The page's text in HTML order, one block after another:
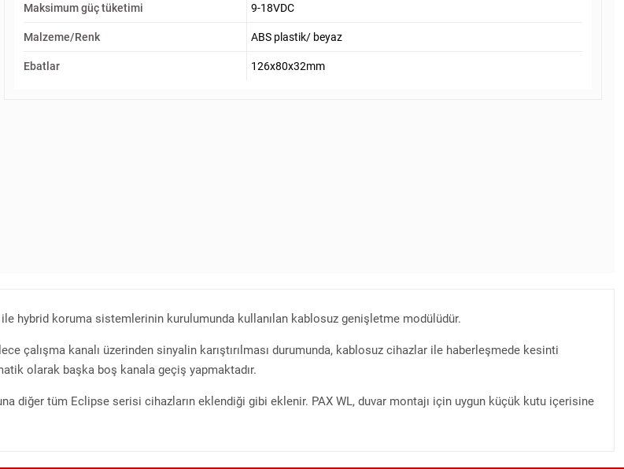
Maksimum güç tüketimi 9-18VDC
Malzeme/Renk ABS plastik/ beyaz
Ebatlar 126x80x32mm
hybrid koruma sistemlerinin kurulumunda kullanılan kablosuz genişletme modülüdür.
çalışma kanalı üzerinden sinyalin karıştırılması durumunda, kablosuz cihazlar ile haberleşmede kesinti
olarak başka boş kanala geçiş yapmaktadır.
diğer tüm Eclipse serisi cihazların eklendiği gibi eklenir. PAX WL, duvar montajı için uygun küçük kutu içerisine